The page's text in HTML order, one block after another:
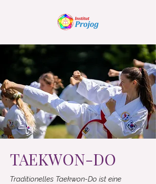
TAEKWON-DO
Traditionelles Taekwon-Do ist eine